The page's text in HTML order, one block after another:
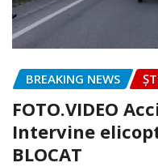
BREAKING NEWS
FOTO.VIDEO
Intervine
BLOCAT